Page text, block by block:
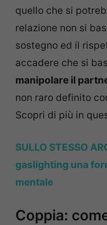
quello che si
relazione non si
sostegno ed il
accadere che si
manipolare il
non raro definito
Scopri di più in
SULLO STESSO
gaslighting una
mentale
Coppia: